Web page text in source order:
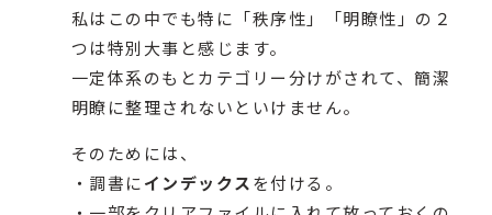
私はこの中でも特に「秩序性」「明瞭性」の２
つは特別大事と感じます。
一定体系のもとカテゴリー分けがされて、簡潔
明瞭に整理されないといけません。
そのためには、
・調書にインデックスを付ける。